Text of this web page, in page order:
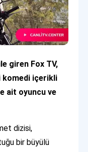
giren Fox TV,
komedi içerikli
ait oyuncu ve
dizisi,
bir büyülü